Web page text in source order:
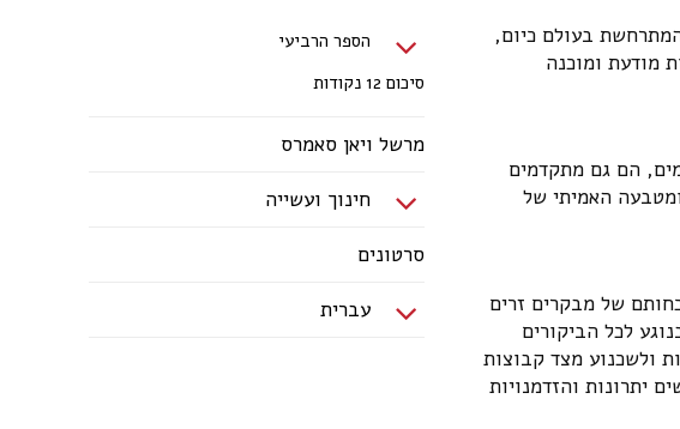
הספר הרביעי
סיכום 12 נקודות
מרשל ויאן סאמרס
חינוך ועשייה
סרטונים
עברית
בעולם כיום,
מודעת ומוכנה
הם גם מתקדמים
האמיתי של
של מבקרים זרים
לכל הביקורים
ולשכנוע מצד קבוצות
יתרונות והזדמנויות